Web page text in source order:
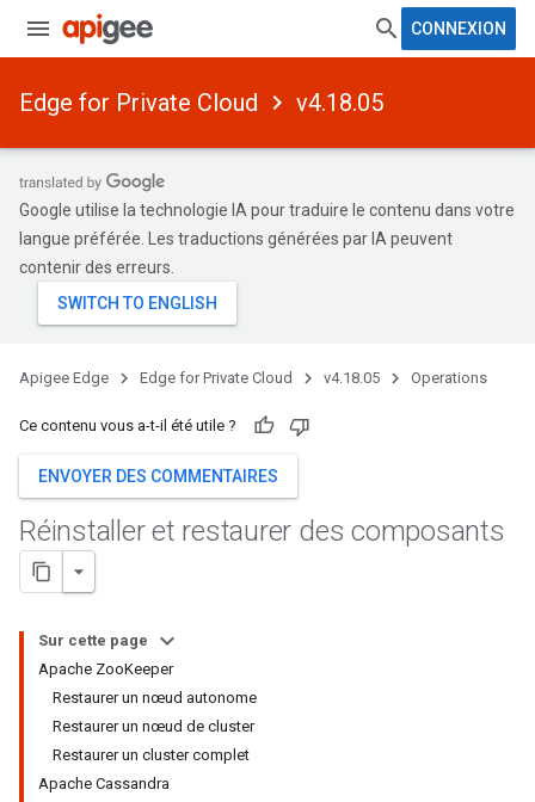
CONNEXION
Edge for Private Cloud v4.18.05
Google utilise la technologie IA pour traduire le contenu dans votre
langue préférée. Les traductions générées par IA peuvent
contenir des erreurs.
Apigee Edge Edge for Private Cloud v4.18.05 Operations
Ce contenu vous a-t-il été utile ?
ENVOYER DES COMMENTAIRES
Réinstaller et restaurer des composants
Sur cette page
Apache ZooKeeper
Restaurer un nœud autonome
Restaurer un nœud de cluster
Restaurer un cluster complet
Apache Cassandra